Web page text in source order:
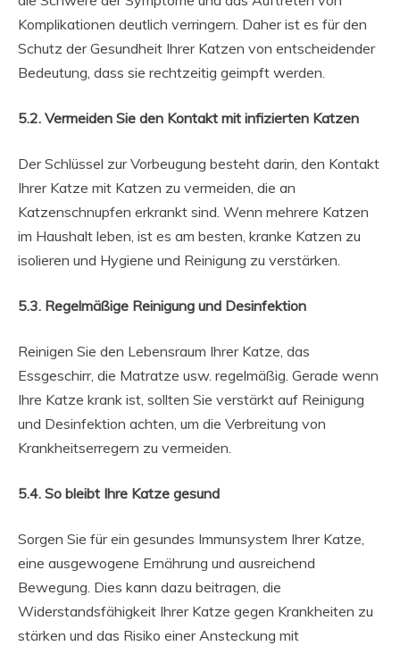
Komplikationen deutlich verringern. Daher ist es für den
Schutz der Gesundheit Ihrer Katzen von entscheidender
Bedeutung, dass sie rechtzeitig geimpft werden.
5.2. Vermeiden Sie den Kontakt mit infizierten Katzen
Der Schlüssel zur Vorbeugung besteht darin, den Kontakt
Ihrer Katze mit Katzen zu vermeiden, die an
Katzenschnupfen erkrankt sind. Wenn mehrere Katzen
im Haushalt leben, ist es am besten, kranke Katzen zu
isolieren und Hygiene und Reinigung zu verstärken.
5.3. Regelmäßige Reinigung und Desinfektion
Reinigen Sie den Lebensraum Ihrer Katze, das
Essgeschirr, die Matratze usw. regelmäßig. Gerade wenn
Ihre Katze krank ist, sollten Sie verstärkt auf Reinigung
und Desinfektion achten, um die Verbreitung von
Krankheitserregern zu vermeiden.
5.4. So bleibt Ihre Katze gesund
Sorgen Sie für ein gesundes Immunsystem Ihrer Katze,
eine ausgewogene Ernährung und ausreichend
Bewegung. Dies kann dazu beitragen, die
Widerstandsfähigkeit Ihrer Katze gegen Krankheiten zu
stärken und das Risiko einer Ansteckung mit